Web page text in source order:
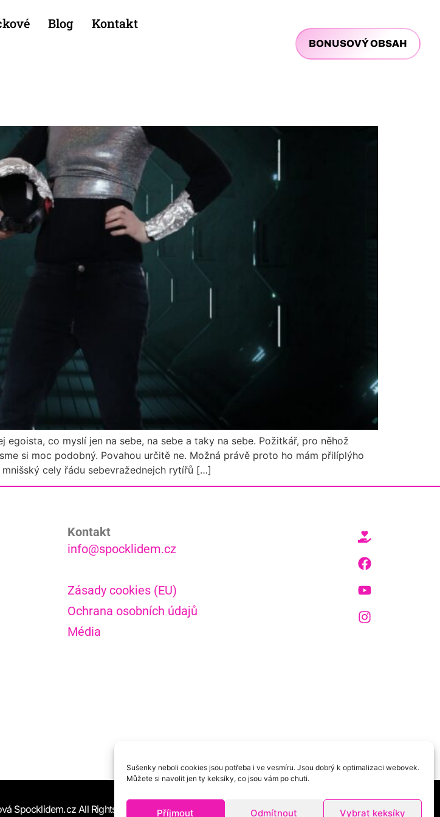
Sušenky neboli cookies jsou potřeba i ve vesmíru. Jsou dobrý k optimalizaci webovek.
Můžete si navolit jen ty keksíky, co jsou vám po chuti.
Příjmout Odmítnout Vybrat keksíky
Blog Kontakt
BONUSOVÝ OBSAH
co myslí jen na sebe, na sebe a taky na sebe. Požitkář, pro něhož
si moc podobný. Povahou určitě ne. Možná právě proto ho mám přilíplýho
cely řádu sebevražednejch rytířů […]
Kontakt
info@spocklidem.cz
Zásady cookies (EU)
Ochrana osobních údajů
Média
Spocklidem.cz All Rights Reserved.